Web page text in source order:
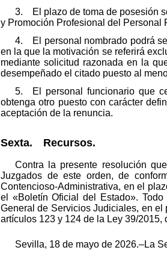
3. El plazo de toma de posesión
y Promoción Profesional del Personal
4. El personal nombrado podrá
en la que la motivación se referirá
mediante solicitud razonada en la
desempeñado el citado puesto al
5. El personal funcionario que
obtenga otro puesto con carácter
aceptación de la renuncia.
Sexta. Recursos.
Contra la presente resolución
Juzgados de este orden, de
Contencioso-Administrativa, en el
el «Boletín Oficial del Estado».
General de Servicios Judiciales, en
artículos 123 y 124 de la Ley 39/
Sevilla, 18 de mayo de 2026.–La